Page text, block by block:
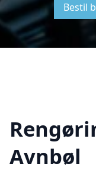
Bestil
Avnbøl